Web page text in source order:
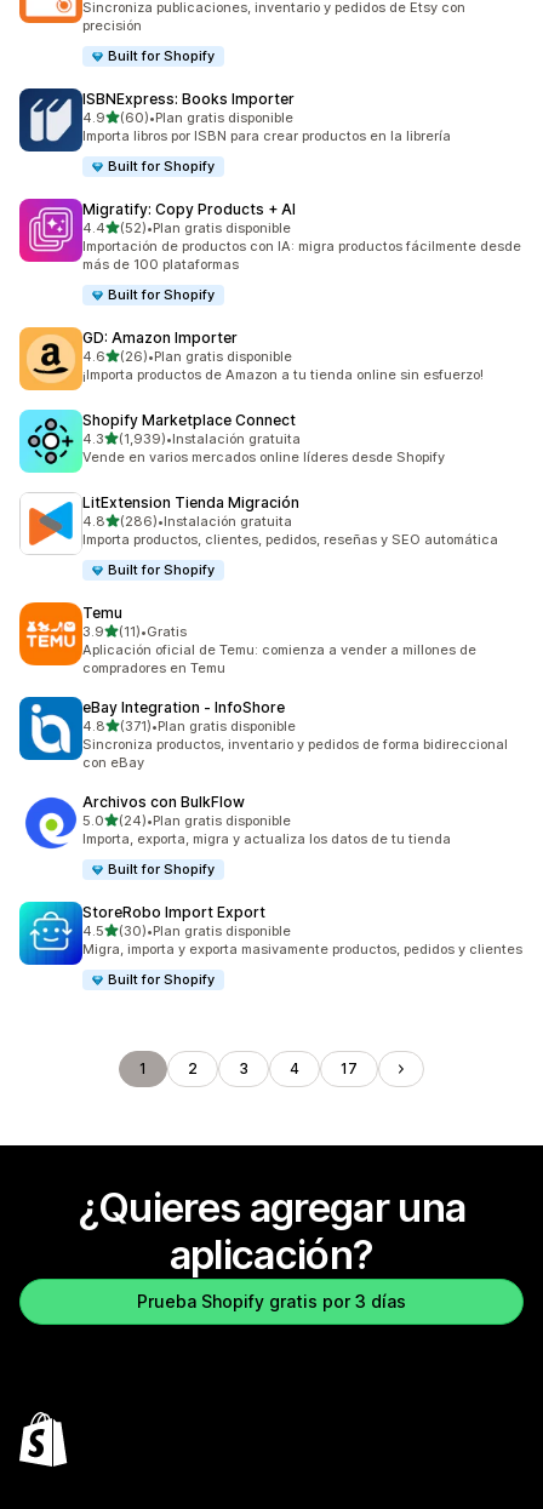
Sincroniza publicaciones, inventario y pedidos de Etsy con
precisión
Built for Shopify
ISBNExpress: Books Importer
4.9de 5 estrellas
(60)
60 reseñas en total
•Plan gratis disponible
Importa libros por ISBN para crear productos en la librería
Built for Shopify
Migratify: Copy Products + AI
4.4de 5 estrellas
(52)
52 reseñas en total
•Plan gratis disponible
Importación de productos con IA: migra productos fácilmente desde
más de 100 plataformas
Built for Shopify
GD: Amazon Importer
4.6de 5 estrellas
(26)
26 reseñas en total
•Plan gratis disponible
¡Importa productos de Amazon a tu tienda online sin esfuerzo!
Shopify Marketplace Connect
4.3de 5 estrellas
(1,939)
1939 reseñas en total
•Instalación gratuita
Vende en varios mercados online líderes desde Shopify
LitExtension Tienda Migración
4.8de 5 estrellas
(286)
286 reseñas en total
•Instalación gratuita
Importa productos, clientes, pedidos, reseñas y SEO automática
Built for Shopify
Temu
3.9de 5 estrellas
(11)
11 reseñas en total
•Gratis
Aplicación oficial de Temu: comienza a vender a millones de
compradores en Temu
eBay Integration ‑ InfoShore
4.8de 5 estrellas
(371)
371 reseñas en total
•Plan gratis disponible
Sincroniza productos, inventario y pedidos de forma bidireccional
con eBay
Archivos con BulkFlow
5.0de 5 estrellas
(24)
24 reseñas en total
•Plan gratis disponible
Importa, exporta, migra y actualiza los datos de tu tienda
Built for Shopify
StoreRobo Import Export
4.5de 5 estrellas
(30)
30 reseñas en total
•Plan gratis disponible
Migra, importa y exporta masivamente productos, pedidos y clientes
Built for Shopify
1 2 3 4 17
¿Quieres agregar una
aplicación?
Prueba Shopify gratis por 3 días